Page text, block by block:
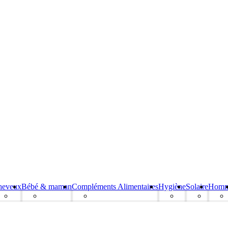
Bébé & mamanCompléments AlimentairesHygièneSolaire